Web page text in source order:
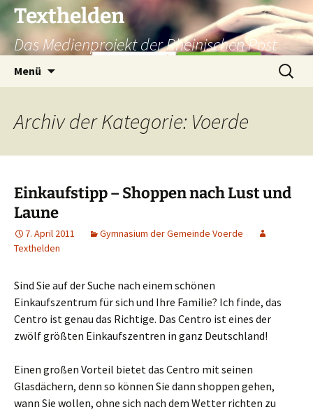
Texthelden
Das Medienprojekt der Rheinischen Post
Menü
Suchen
nach:
Archiv der Kategorie: Voerde
Einkaufstipp – Shoppen nach Lust und
Laune
7. April 2011
Gymnasium der Gemeinde Voerde
Texthelden
Sind Sie auf der Suche nach einem schönen
Einkaufszentrum für sich und Ihre Familie? Ich finde, das
Centro ist genau das Richtige. Das Centro ist eines der
zwölf größten Einkaufszentren in ganz Deutschland!
Einen großen Vorteil bietet das Centro mit seinen
Glasdächern, denn so können Sie dann shoppen gehen,
wann Sie wollen, ohne sich nach dem Wetter richten zu